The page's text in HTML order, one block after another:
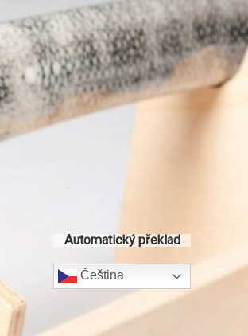
Automatický překlad
Čeština‎